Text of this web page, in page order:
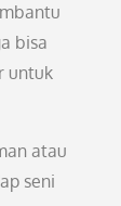
bisa
untuk
atau
seni